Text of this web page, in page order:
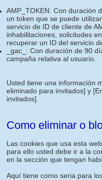
AMP_TOKEN: Con duración
un token que se puede
servicio de ID de cliente de
inhabilitaciones, solicitudes
recuperar un ID del servicio
_gac_: Con duración de 90
campaña relativa al usuario.
Usted tiene una información
eliminado para invitados] y
invitados]
Como eliminar o
Las cookies que usa esta
para ello usted debe ir a la
en la sección que tengan
Aquí tiene como seria para